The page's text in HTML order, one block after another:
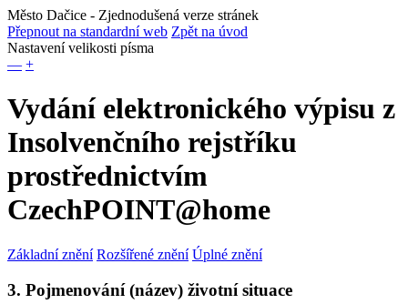
Město Dačice - Zjednodušená verze stránek
Přepnout na standardní web Zpět na úvod
Nastavení velikosti písma
— +
Vydání elektronického výpisu z
Insolvenčního rejstříku
prostřednictvím
CzechPOINT@home
Základní znění Rozšířené znění Úplné znění
3. Pojmenování (název) životní situace